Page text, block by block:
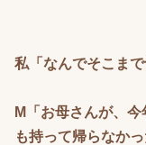
私「なんでそこまで
M「お母さんが、
も持って帰らなか